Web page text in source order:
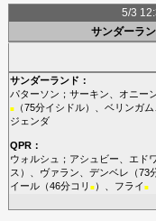
5/3
サンダーラ
サンダーランド ：
パターソン ； サーキン オニー
■（75分イシドル）、 ベリンガム
ジェンダ
QPR：
ウォルシュ
； アシュビー エド
ス ）、 ヴァラン デンベレ （73
イール（46分コリ ■）、 フライ ■